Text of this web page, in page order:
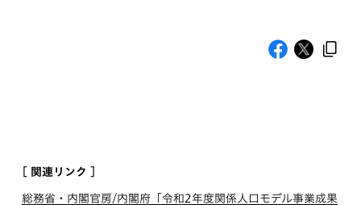
[ 関連リンク ]
総務省・内閣官房/内閣府「令和2年度関係人口モデル事業成果